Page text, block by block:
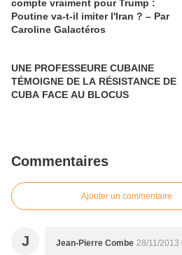
compte vraiment pour Trump :
Poutine va-t-il imiter l'Iran ? – Par
Caroline Galactéros
UNE PROFESSEURE CUBAINE
TÉMOIGNE DE LA RÉSISTANCE DE
CUBA FACE AU BLOCUS
Commentaires
Ajouter un commentaire
J Jean-Pierre Combe 28/11/2013